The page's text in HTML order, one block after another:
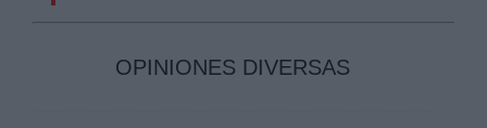
OPINIONES DIVERSAS